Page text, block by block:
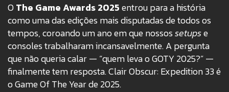
O The Game Awards 2025entrou para a história
como uma das edições mais disputadas de todos os
tempos, coroando um ano em que nossossetupse
consoles trabalharam incansavelmente. A pergunta
que não queria calar — “quem leva o GOTY 2025?” —
finalmente tem resposta. Clair Obscur: Expedition 33 é
o Game Of The Year de 2025.